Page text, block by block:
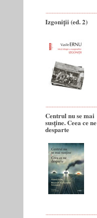
Izgoniții (ed. 2)
Centrul nu se mai
susține. Ceea ce ne
desparte